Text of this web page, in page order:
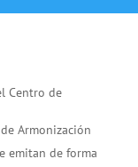
Centro de
Armonización
emitan de forma